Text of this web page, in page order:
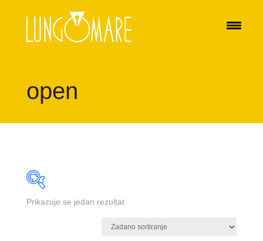
open
Prikazuje se jedan rezultat